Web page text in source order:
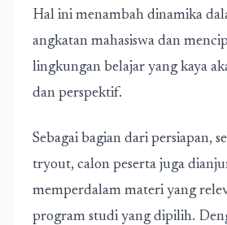
Hal ini menambah dinamika
angkatan mahasiswa dan
lingkungan belajar yang kaya
dan perspektif.
Sebagai bagian dari persiapan,
tryout, calon peserta juga
memperdalam materi yang
program studi yang dipilih.